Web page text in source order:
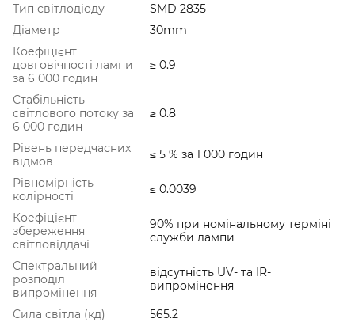
Тип світлодіоду
SMD 2835
Діаметр
30mm
Коефіцієнт
довговічності лампи
за 6 000 годин
≥ 0.9
Стабільність
світлового потоку за
6 000 годин
≥ 0.8
Рівень передчасних
відмов
≤ 5 % за 1 000 годин
Рівномірність
колірності
≤ 0.0039
Коефіцієнт
збереження
світловіддачі
90% при номінальному терміні
служби лампи
Спектральний
розподіл
випромінення
відсутність UV- та IR-
випромінення
Сила світла (кд)
565.2